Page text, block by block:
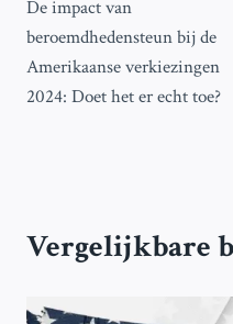
navigatie
De impact van
beroemdhedensteun bij de
Amerikaanse verkiezingen
2024: Doet het er echt toe?
Vergelijkbare